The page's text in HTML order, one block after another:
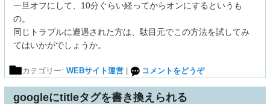
一旦オフにして、10分ぐらい経ってからオンにするというも
の。
同じトラブルに遭遇された方は、駄目元でこの方法を試してみ
てはいかがでしょうか。
カテゴリー: WEBサイト運営 コメントをどうぞ
googleにtitleタグを書き換えられる